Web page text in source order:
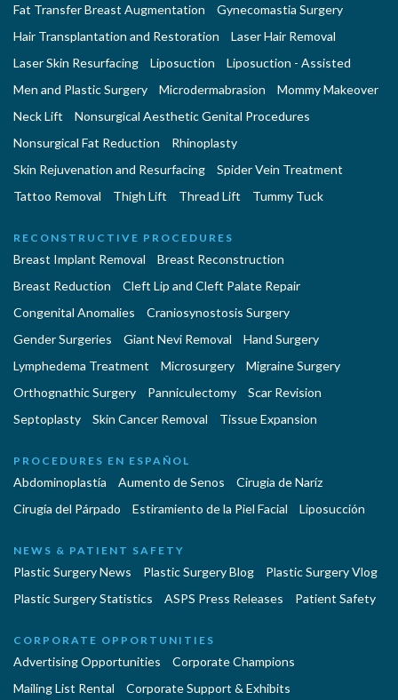
Fat Transfer Breast Augmentation
Gynecomastia Surgery
Hair Transplantation and Restoration
Laser Hair Removal
Laser Skin Resurfacing
Liposuction
Liposuction - Assisted
Men and Plastic Surgery
Microdermabrasion
Mommy Makeover
Neck Lift
Nonsurgical Aesthetic Genital Procedures
Nonsurgical Fat Reduction
Rhinoplasty
Skin Rejuvenation and Resurfacing
Spider Vein Treatment
Tattoo Removal
Thigh Lift Thread Lift Tummy Tuck
RECONSTRUCTIVE PROCEDURES
Breast Implant Removal
Breast Reconstruction
Breast Reduction
Cleft Lip and Cleft Palate Repair
Congenital Anomalies
Craniosynostosis Surgery
Gender Surgeries
Giant Nevi Removal
Hand Surgery
Lymphedema Treatment
Microsurgery
Migraine Surgery
Orthognathic Surgery
Panniculectomy
Scar Revision
Septoplasty
Skin Cancer Removal Tissue Expansion
PROCEDURES EN ESPAÑOL
Abdominoplastía Aumento de Senos
Cirugia de Naríz
Cirugía del Párpado
Estiramiento de la Piel Facial Liposucción
NEWS & PATIENT SAFETY
Plastic Surgery News Plastic Surgery Blog
Plastic Surgery Vlog
Plastic Surgery Statistics
ASPS Press Releases Patient Safety
CORPORATE OPPORTUNITIES
Advertising Opportunities
Corporate Champions
Mailing List Rental
Corporate Support & Exhibits